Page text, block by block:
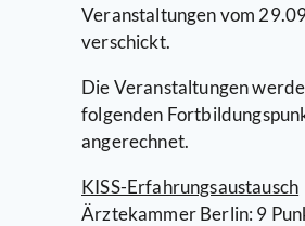
Veranstaltungen vom
verschickt.
Die Veranstaltungen
folgenden
angerechnet.
KISS-Erfahrungsaustausch
Ärztekammer Berlin: 9